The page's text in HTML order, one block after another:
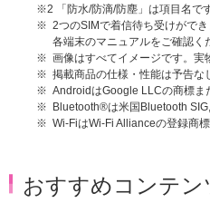
※2 「防水/防滴/防塵」は項目名で
2つのSIMで着信待ち受けがで
各端末のマニュアルをご確認く
画像はすべてイメージです。実
掲載商品の仕様・性能は予告な
AndroidはGoogle LLCの商標ま
Bluetooth®は米国Bluetooth
Wi-FiはWi-Fi Allianceの登録商標
おすすめコンテン